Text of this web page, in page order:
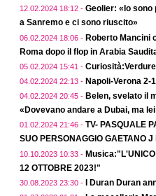
12.02.2024 18:12 - Geolier: «Io sono
a Sanremo e ci sono riuscito»
06.02.2024 18:06 - Roberto Mancini
Roma dopo il flop in Arabia
05.02.2024 15:41 -
04.02.2024 22:13 - Napoli-Verona 2-
04.02.2024 20:45 - Belen, svelato il
«Dovevano andare a Dubai, ma
01.02.2024 21:46 - TV- PASQUALE
SUO PERSONAGGIO GAETANO J
10.10.2023 10:33 - Musica:"L'UNICO
12 OTTOBRE 2023!"
30.08.2023 23:30 - I Duran Duran